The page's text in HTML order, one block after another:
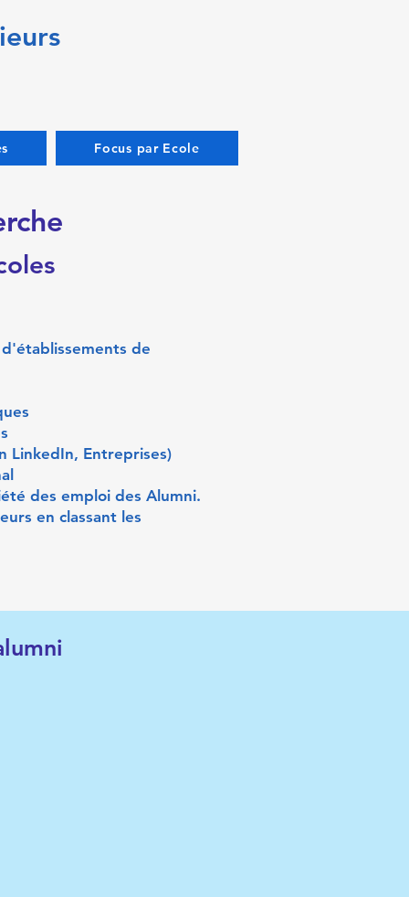
Focus par Ecole
de
LinkedIn, Entreprises)
des emploi des Alumni.
en classant les